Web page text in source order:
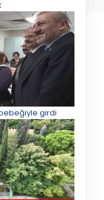
girdi